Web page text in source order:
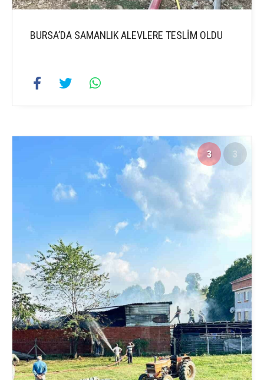
BURSA’DA SAMANLIK ALEVLERE TESLİM OLDU
3 3